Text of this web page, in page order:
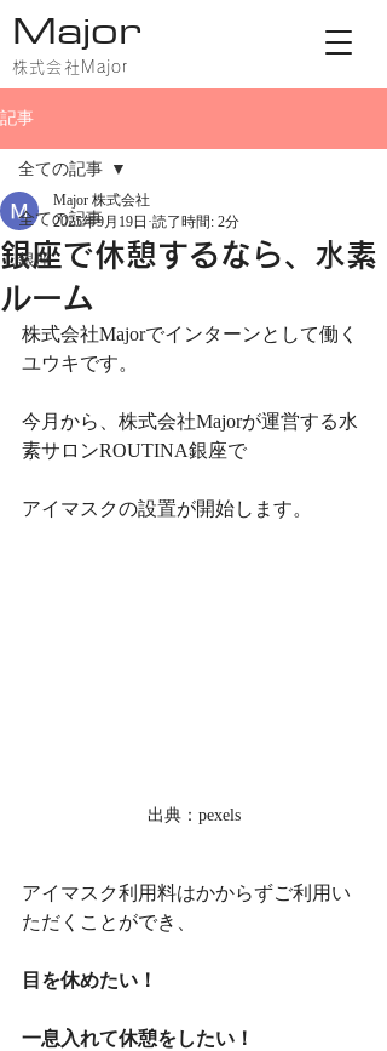
Major
株式会社Major
記事
全ての記事
銀座
全ての記事
銀座で休憩するなら、水素
ルーム
Major 株式会社
2025年9月19日 読了時間: 2分
株式会社Majorでインターンとして働く
ユウキです。
今月から、株式会社Majorが運営する水
素サロンROUTINA銀座で
アイマスクの設置が開始します。
出典：pexels
アイマスク利用料はかからずご利用い
ただくことができ、
目を休めたい！
一息入れて休憩をしたい！